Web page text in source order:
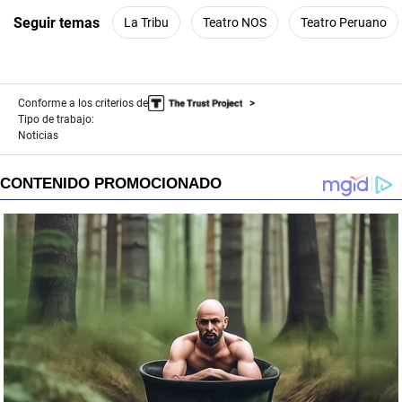
Seguir temas La Tribu Teatro NOS Teatro Peruano
Conforme a los criterios de
Tipo de trabajo:
Noticias